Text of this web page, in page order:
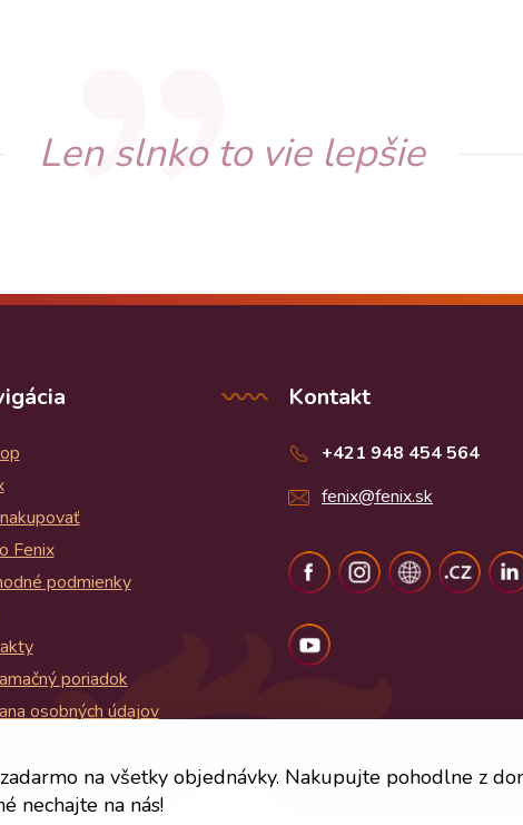
Len slnko to vie lepšie
Fenix
podmienky
poriadok
osobných údajov
Kontakt
+421 948 454 564
fenix@fenix.sk
na všetky objednávky. Nakupujte pohodlne z
nechajte na nás!